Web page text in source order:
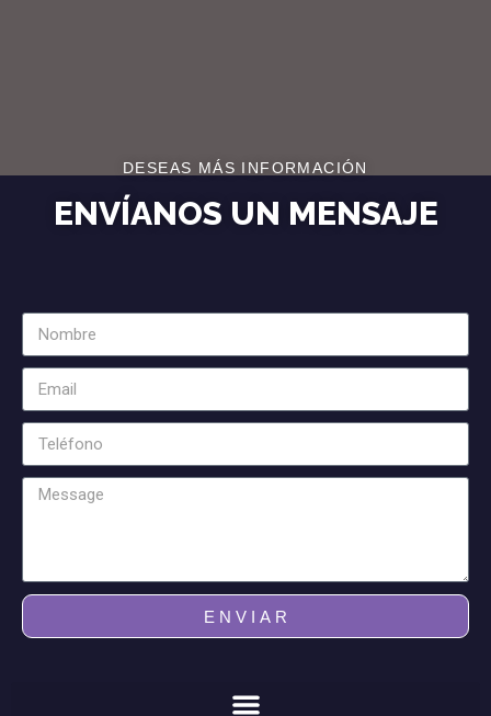
DESEAS MÁS INFORMACIÓN
ENVÍANOS UN MENSAJE
E N V I A R